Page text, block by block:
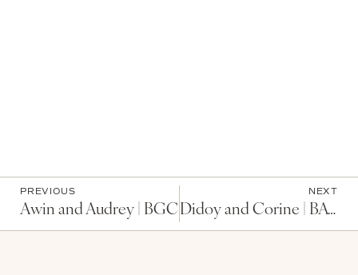
PREVIOUS
Awin and Audrey | BGC
NEXT
Didoy and Corine | BATANGAS